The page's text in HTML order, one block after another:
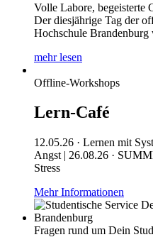
Volle Labore, begeisterte
Der diesjährige Tag der
Hochschule Brandenburg
mehr lesen
Offline-Workshops
Lern-Café
12.05.26 · Lernen mit
Angst | 26.08.26 ·
Stress
Mehr Informationen
Fragen rund um Dein